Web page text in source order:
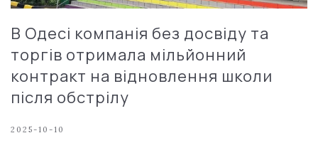
В Одесі компанія без досвіду та
торгів отримала мільйонний
контракт на відновлення школи
після обстрілу
2025-10-10